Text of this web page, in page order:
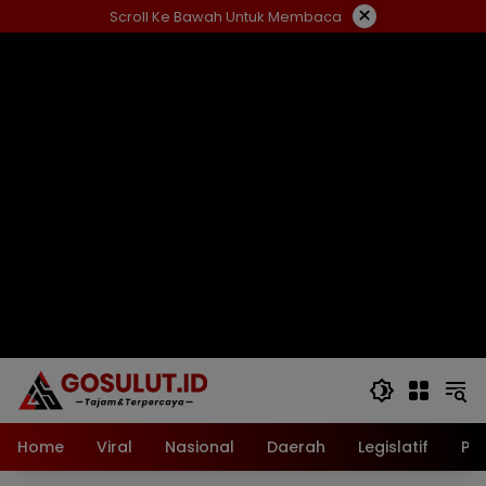
ke
Scroll Ke Bawah Untuk Membaca ×
Home Viral Nasional Daerah Legislatif